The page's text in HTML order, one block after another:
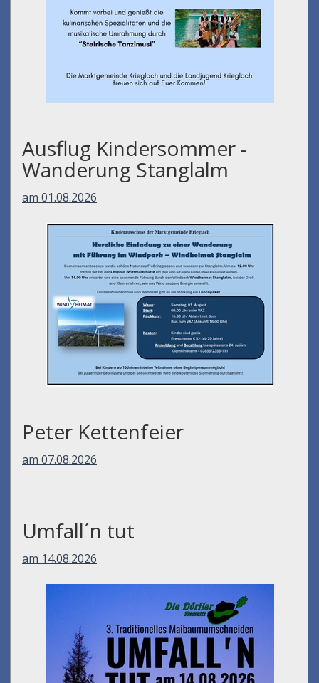
Ausflug Kindersommer -
Wanderung Stanglalm
am 01.08.2026
Peter Kettenfeier
am 07.08.2026